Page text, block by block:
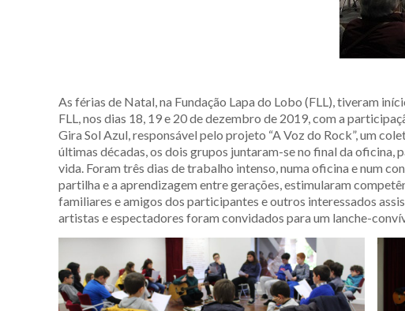
As férias de Natal, na Fundação Lapa do Lobo (FLL), tiveram
FLL, nos dias 18, 19 e 20 de dezembro de 2019, com a
Gira Sol Azul, responsável pelo projeto “A Voz do Rock”, um
últimas décadas, os dois grupos juntaram-se no final da
vida. Foram três dias de trabalho intenso, numa oficina e num
partilha e a aprendizagem entre gerações, estimularam
familiares e amigos dos participantes e outros interessados
artistas e espectadores foram convidados para um lanche-